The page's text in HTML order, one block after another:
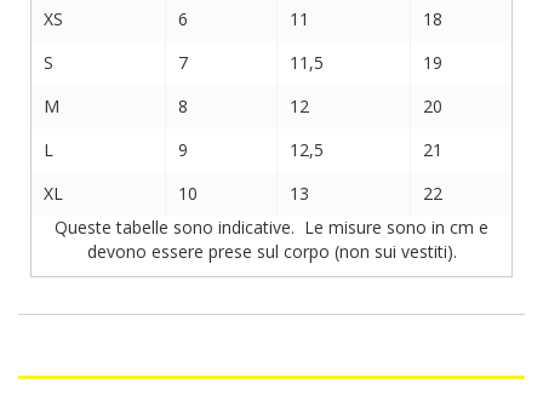
XS
6 11
18
S
7 11,5
19
M
8 12
20
L
9 12,5
21
XL
10 13
22
Queste tabelle sono indicative. Le misure sono in cm e
devono essere prese sul corpo (non sui vestiti).